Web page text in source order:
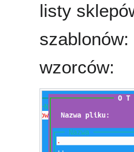
listy
wzorców: